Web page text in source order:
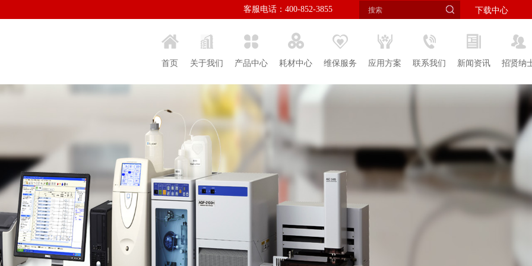
客服电话：400-852-3855 下载中心
首页 关于我们 产品中心 耗材中心 维保服务 应用方案 联系我们 新闻资讯 招贤纳